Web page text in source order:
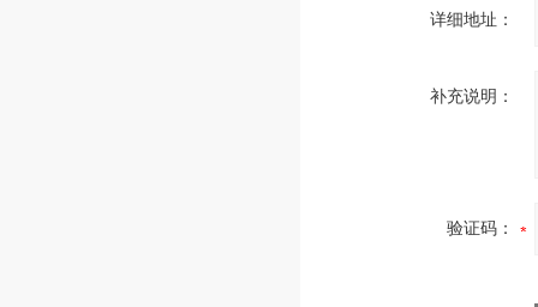
详细地址：
补充说明：
验证码：